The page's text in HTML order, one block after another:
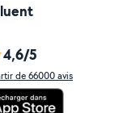
4,6/5
de 66000 avis